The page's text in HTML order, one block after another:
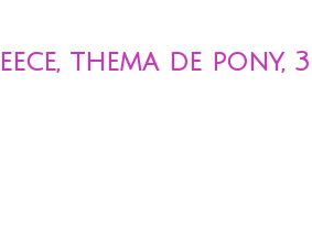
thema de pony, 3